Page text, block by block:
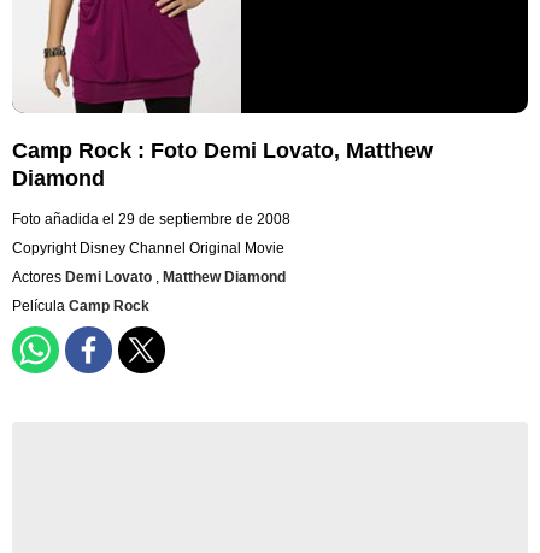
Camp Rock : Foto Demi Lovato, Matthew
Diamond
Foto añadida el 29 de septiembre de 2008
Copyright Disney Channel Original Movie
Actores Demi Lovato , Matthew Diamond
Película Camp Rock